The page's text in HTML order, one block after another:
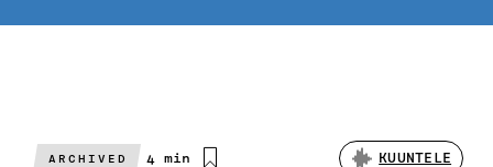
ARCHIVED
Arvioitu
4 min KUUNTELE